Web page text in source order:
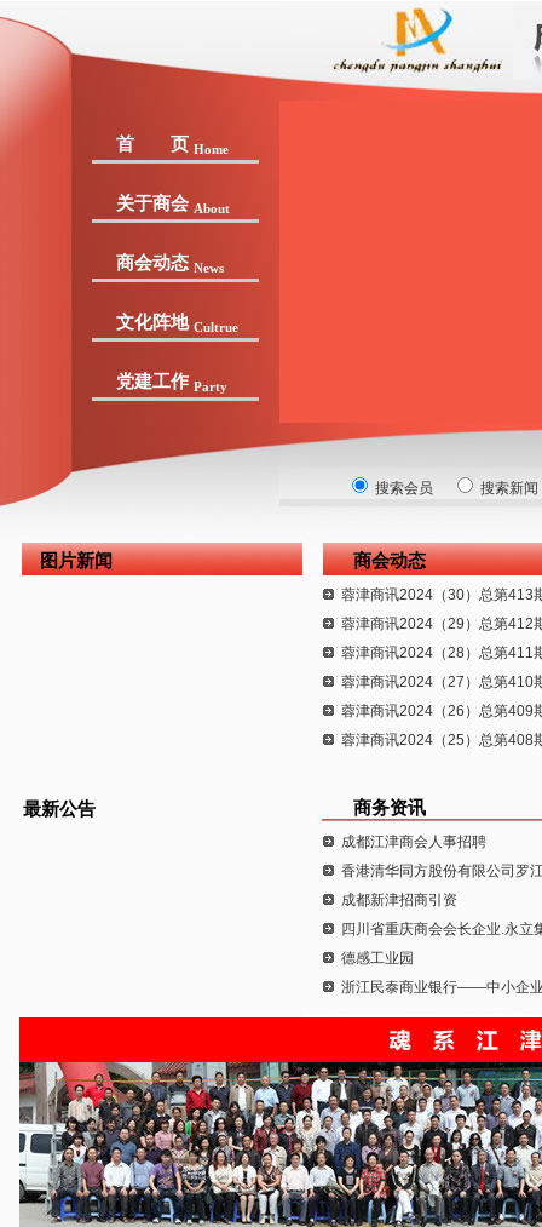
首 页 Home
关于商会 About
商会动态 News
文化阵地 Cultrue
党建工作 Party
搜索会员 搜索新闻
图片新闻 商会动态
蓉津商讯2024（30）总第413
蓉津商讯2024（29）总第412
蓉津商讯2024（28）总第411
蓉津商讯2024（27）总第410
蓉津商讯2024（26）总第409
蓉津商讯2024（25）总第408
最新公告 商务资讯
成都江津商会人事招聘
香港清华同方股份有限公司罗
成都新津招商引资
四川省重庆商会会长企业.永立
德感工业园
浙江民泰商业银行——中小企